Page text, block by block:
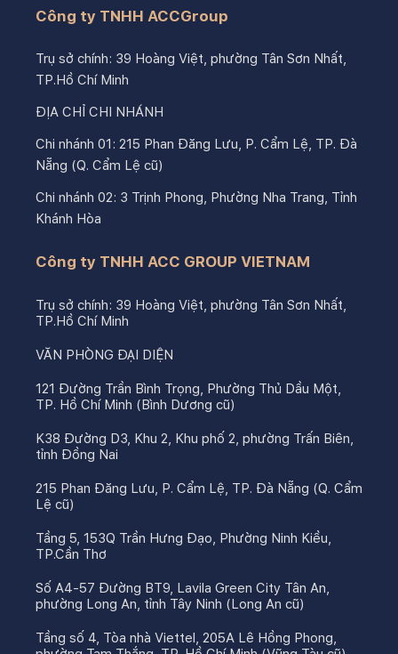
Công ty TNHH ACCGroup
Trụ sở chính: 39 Hoàng Việt, phường Tân Sơn Nhất,
TP.Hồ Chí Minh
ĐỊA CHỈ CHI NHÁNH
Chi nhánh 01: 215 Phan Đăng Lưu, P. Cẩm Lệ, TP. Đà
Nẵng (Q. Cẩm Lệ cũ)
Chi nhánh 02: 3 Trịnh Phong, Phường Nha Trang, Tỉnh
Khánh Hòa
Công ty TNHH ACC GROUP VIETNAM
Trụ sở chính: 39 Hoàng Việt, phường Tân Sơn Nhất,
TP.Hồ Chí Minh
VĂN PHÒNG ĐẠI DIỆN
121 Đường Trần Bình Trọng, Phường Thủ Dầu Một,
TP. Hồ Chí Minh (Bình Dương cũ)
K38 Đường D3, Khu 2, Khu phố 2, phường Trấn Biên,
tỉnh Đồng Nai
215 Phan Đăng Lưu, P. Cẩm Lệ, TP. Đà Nẵng (Q. Cẩm
Lệ cũ)
Tầng 5, 153Q Trần Hưng Đạo, Phường Ninh Kiều,
TP.Cần Thơ
Số A4-57 Đường BT9, Lavila Green City Tân An,
phường Long An, tỉnh Tây Ninh (Long An cũ)
Tầng số 4, Tòa nhà Viettel, 205A Lê Hồng Phong,